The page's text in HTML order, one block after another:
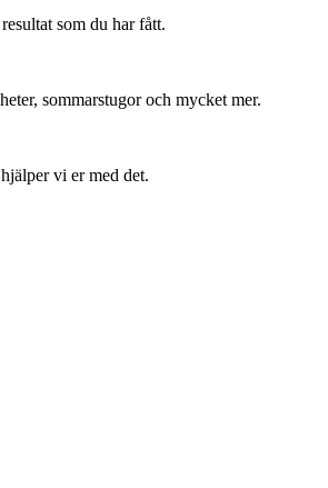
som du har fått.
sommarstugor och mycket mer.
vi er med det.